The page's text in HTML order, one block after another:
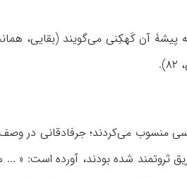
این طریق ثروتمند شده بودند، آورده